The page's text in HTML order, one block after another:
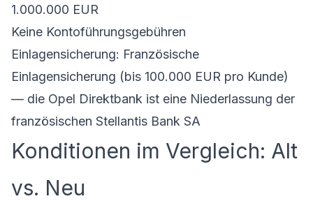
1.000.000 EUR
Keine Kontoführungsgebühren
Einlagensicherung: Französische
Einlagensicherung (bis 100.000 EUR pro Kunde)
— die Opel Direktbank ist eine Niederlassung der
französischen Stellantis Bank SA
Konditionen im Vergleich: Alt
vs. Neu